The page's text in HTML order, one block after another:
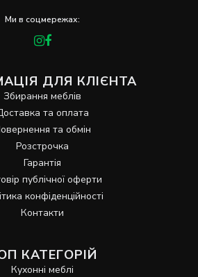
Ми в соцмережах:
ДЛЯ КЛІЄНТА
Збирання меблів
та оплата
та обмін
Розстрочка
Гарантія
публічної оферти
конфіденційності
Контакти
КАТЕГОРІЙ
Кухонні меблі